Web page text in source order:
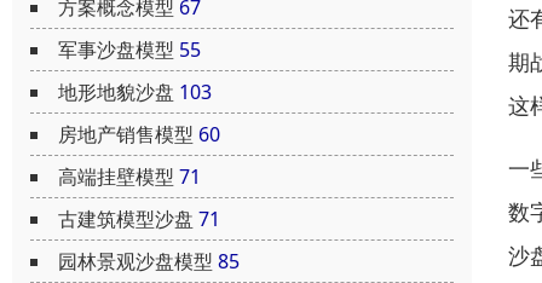
方案概念模型 67
军事沙盘模型 55
地形地貌沙盘 103
房地产销售模型 60
高端挂壁模型 71
古建筑模型沙盘 71
园林景观沙盘模型 85
还
期
这
一
数
沙